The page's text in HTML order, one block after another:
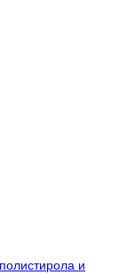
и